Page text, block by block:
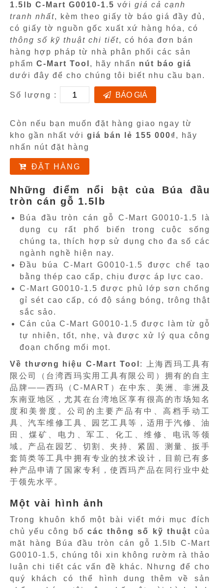
1.5lb C-Mart G0010-1.5 với giá cả cạnh
tranh nhất, kèm theo giấy tờ báo giá đầy đủ,
có giấy tờ nguồn gốc xuất xứ hàng hóa, có
thông số kỹ thuật chi tiết, có hóa đơn bán
hàng hợp pháp từ nhà phân phối các sản
phẩm C-Mart Tool , hãy nhấn nút báo giá
dưới đây để cho chúng tôi biết nhu cầu bạn.
Số lượng : BÁO GIÁ
Còn nếu bạn muốn đặt hàng giao ngay từ
kho gần nhất với giá bán lẻ 155 000₫, hãy
nhấn nút đặt hàng
ĐẶT HÀNG
Những điểm nổi bật của Búa đầu
tròn cán gỗ 1.5lb
Búa đầu tròn cán gỗ C-Mart G0010-1.5 là
dụng cụ rất phổ biến trong cuộc sống
chúng ta, thích hợp sử dụng cho đa số các
ngành nghề hiện nay.
Đầu búa C-Mart G0010-1.5 được chế tạo
bằng thép cao cấp, chịu được áp lực cao.
C-Mart G0010-1.5 được phủ lớp sơn chống
gỉ sét cao cấp, có độ sáng bóng, trông thật
sắc sảo.
Cán của C-Mart G0010-1.5 được làm từ gỗ
tự nhiên, tốt, nhẹ, và được xử lý qua công
đoạn chống mối mọt.
Về thương hiệu C-Mart Tool : 上海西玛工具有
限公司（台湾西玛实用工具有限公司）拥有的自主
品牌——西玛（C-MART）在中东、美洲、非洲及
东南亚地区，尤其在台湾地区享有很高的市场知名
度和美誉度。公司的主要产品有中、高档手动工
具、汽车维修工具、园艺工具等，适用于汽修、油
田、煤矿、电力、军工、化工、维修、电讯等领
域。产品在园艺、切割、夹持、紧固、测量、扳手
套筒类等工具中拥有专业的技术设计，目前已有多
种产品申请了国家专利，使西玛产品在同行业中处
于领先水平。
Một vài hình ảnh
Trong khuôn khổ một bài viết mới mục đích
chủ yếu công bố các thông số kỹ thuật của
mặt hàng Búa đầu tròn cán gỗ 1.5lb C-Mart
G0010-1.5, chúng tôi xin không rườm rà thảo
luận chi tiết các vấn đề khác. Nhưng để cho
quý khách có thể hình dung thêm về sản